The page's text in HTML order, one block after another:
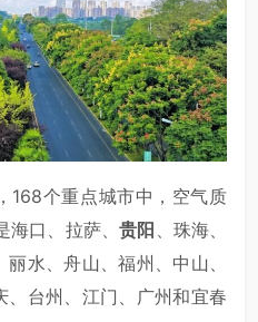
168个重点城市中，空气质
海口、拉萨、贵阳 、珠海、
水、舟山、福州、中山、
、台州、江门、广州和宜春